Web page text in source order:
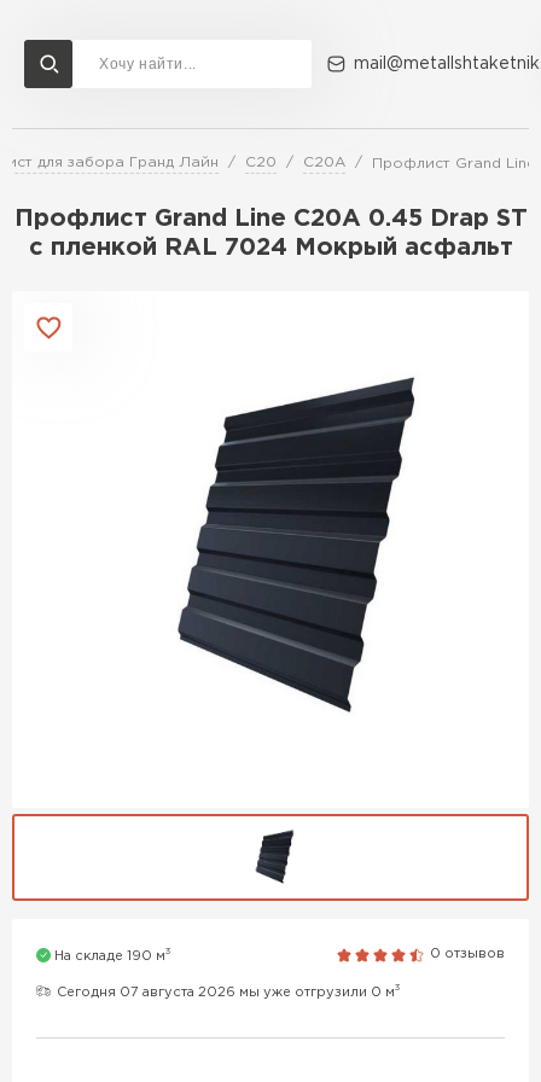
для забора Гранд Лайн C20 C20A Профлист Grand
Профлист Grand Line C20А 0.45 Drap ST
с пленкой RAL 7024 Мокрый асфальт
На складе 190 м3 0 отзывов
Сегодня 07 августа 2026 мы уже отгрузили 0 м3
Доставка и оплата Акции О компании Контакты
Перейти в каталог